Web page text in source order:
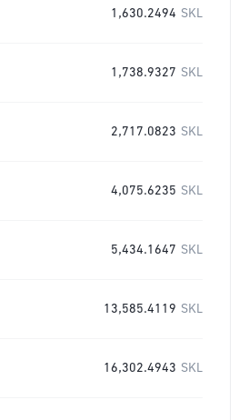
1,630.2494 SKL
1,738.9327 SKL
2,717.0823 SKL
4,075.6235 SKL
5,434.1647 SKL
13,585.4119 SKL
16,302.4943 SKL